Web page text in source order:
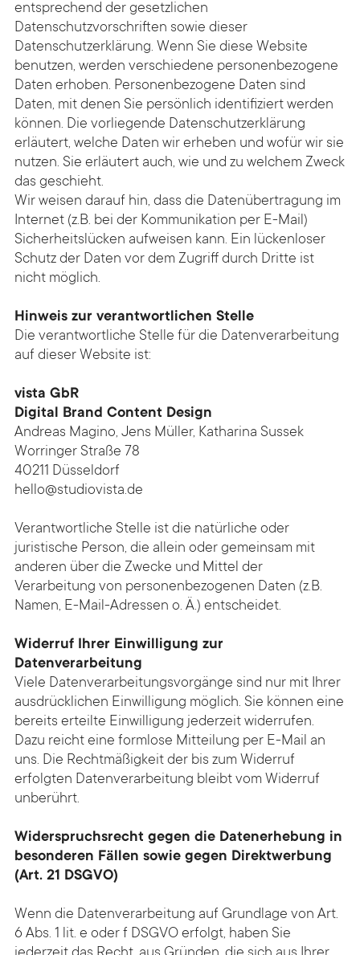
entsprechend der gesetzlichen
Datenschutzvorschriften sowie dieser
Datenschutzerklärung. Wenn Sie diese Website
benutzen, werden verschiedene personenbezogene
Daten erhoben. Personenbezogene Daten sind
Daten, mit denen Sie persönlich identifiziert werden
können. Die vorliegende Datenschutzerklärung
erläutert, welche Daten wir erheben und wofür wir sie
nutzen. Sie erläutert auch, wie und zu welchem Zweck
das geschieht.
Wir weisen darauf hin, dass die Datenübertragung im
Internet (z.B. bei der Kommunikation per E-Mail)
Sicherheitslücken aufweisen kann. Ein lückenloser
Schutz der Daten vor dem Zugriff durch Dritte ist
nicht möglich.
Hinweis zur verantwortlichen Stelle
Die verantwortliche Stelle für die Datenverarbeitung
auf dieser Website ist:
vista GbR
Digital Brand Content Design
Andreas Magino, Jens Müller, Katharina Sussek
Worringer Straße 78
40211 Düsseldorf
hello@studiovista.de
Verantwortliche Stelle ist die natürliche oder
juristische Person, die allein oder gemeinsam mit
anderen über die Zwecke und Mittel der
Verarbeitung von personenbezogenen Daten (z.B.
Namen, E-Mail-Adressen o. Ä.) entscheidet.
Widerruf Ihrer Einwilligung zur
Datenverarbeitung
Viele Datenverarbeitungsvorgänge sind nur mit Ihrer
ausdrücklichen Einwilligung möglich. Sie können eine
bereits erteilte Einwilligung jederzeit widerrufen.
Dazu reicht eine formlose Mitteilung per E-Mail an
uns. Die Rechtmäßigkeit der bis zum Widerruf
erfolgten Datenverarbeitung bleibt vom Widerruf
unberührt.
Widerspruchsrecht gegen die Datenerhebung in
besonderen Fällen sowie gegen Direktwerbung
(Art. 21 DSGVO)
Wenn die Datenverarbeitung auf Grundlage von Art.
6 Abs. 1 lit. e oder f DSGVO erfolgt, haben Sie